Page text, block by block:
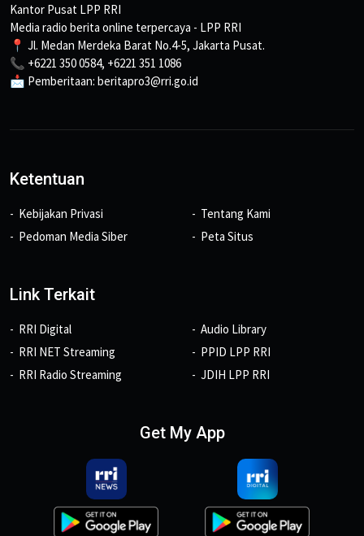
Kantor Pusat LPP RRI
Media radio berita online terpercaya - LPP RRI
📍 Jl. Medan Merdeka Barat No.4-5, Jakarta Pusat.
📞 +6221 350 0584, +6221 351 1086
📩 Pemberitaan: beritapro3@rri.go.id
Ketentuan
Kebijakan Privasi
Pedoman Media Siber
Tentang Kami
Peta Situs
Link Terkait
RRI Digital
RRI NET Streaming
RRI Radio Streaming
Audio Library
PPID LPP RRI
JDIH LPP RRI
Get My App